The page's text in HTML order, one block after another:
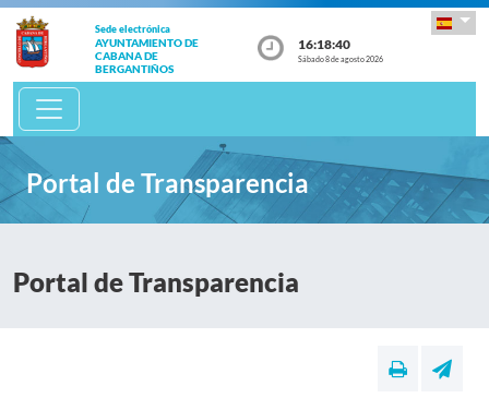
Sede electrónica
AYUNTAMIENTO DE
CABANA DE
BERGANTIÑOS
16:18:40
Sábado 8 de agosto 2026
Portal de Transparencia
Portal de Transparencia